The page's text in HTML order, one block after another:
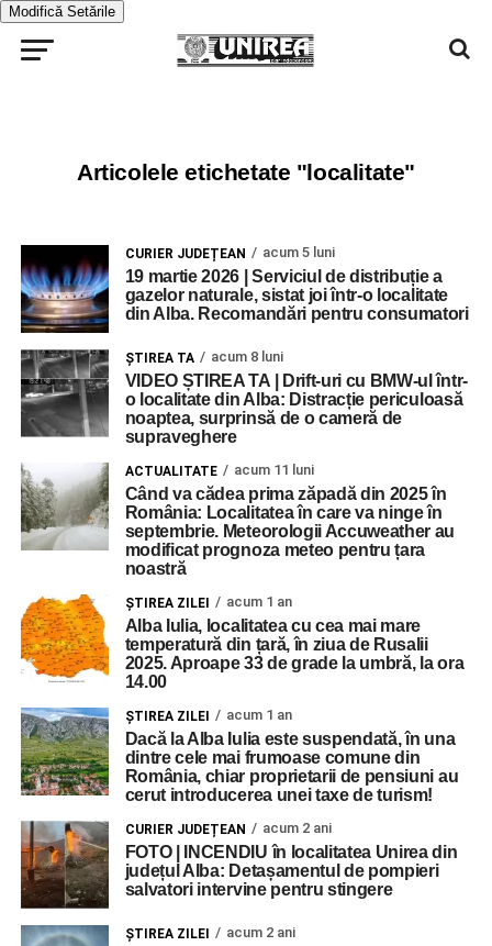
Modifică Setările
Articolele etichetate "localitate"
CURIER JUDEȚEAN acum 5 luni
19 martie 2026 | Serviciul de distribuție a
gazelor naturale, sistat joi într-o localitate
din Alba. Recomandări pentru consumatori
ŞTIREA TA acum 8 luni
VIDEO ȘTIREA TA | Drift-uri cu BMW-ul într-
o localitate din Alba: Distracție periculoasă
noaptea, surprinsă de o cameră de
supraveghere
ACTUALITATE acum 11 luni
Când va cădea prima zăpadă din 2025 în
România: Localitatea în care va ninge în
septembrie. Meteorologii Accuweather au
modificat prognoza meteo pentru țara
noastră
ŞTIREA ZILEI acum 1 an
Alba Iulia, localitatea cu cea mai mare
temperatură din țară, în ziua de Rusalii
2025. Aproape 33 de grade la umbră, la ora
14.00
ŞTIREA ZILEI acum 1 an
Dacă la Alba Iulia este suspendată, în una
dintre cele mai frumoase comune din
România, chiar proprietarii de pensiuni au
cerut introducerea unei taxe de turism!
CURIER JUDEȚEAN acum 2 ani
FOTO | INCENDIU în localitatea Unirea din
județul Alba: Detașamentul de pompieri
salvatori intervine pentru stingere
ŞTIREA ZILEI acum 2 ani